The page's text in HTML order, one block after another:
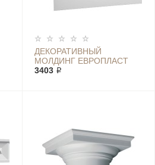
ДЕКОРАТИВНЫЙ
МОЛДИНГ ЕВРОПЛАСТ
1.51.606
3403 ₽